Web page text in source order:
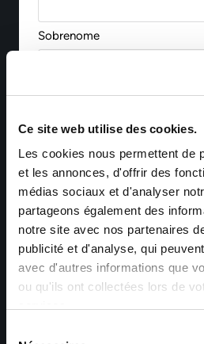
Ce site web utilise des cookies.
Les cookies nous permettent de
et les annonces, d'offrir des
médias sociaux et d'analyser
partageons également des
notre site avec nos partenaires
publicité et d'analyse, qui
avec d'autres informations que
ou qu'ils ont collectées lors de
Sobrenome
Empresa *
E-mail *
Telefone